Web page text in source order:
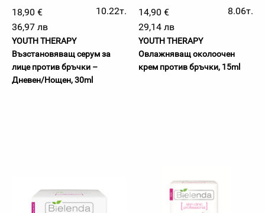
18,90 €
10.22т.
36,97 лв
YOUTH THERAPY
Възстановяващ серум за
лице против бръчки –
Дневен/Нощен, 30ml
14,90 €
8.06т.
29,14 лв
YOUTH THERAPY
Овлажняващ околоочен
крем против бръчки, 15ml